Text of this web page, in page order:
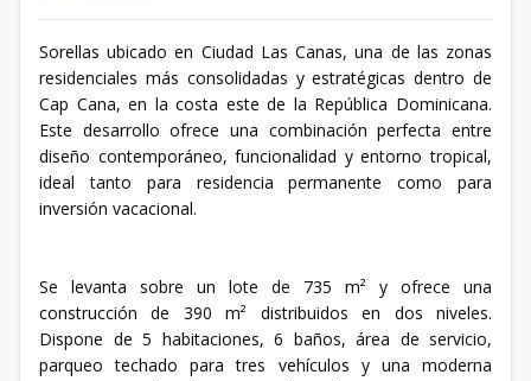
Sorellas ubicado en Ciudad Las Canas, una de las zonas
residenciales más consolidadas y estratégicas dentro de
Cap Cana, en la costa este de la República Dominicana.
Este desarrollo ofrece una combinación perfecta entre
diseño contemporáneo, funcionalidad y entorno tropical,
ideal tanto para residencia permanente como para
inversión vacacional.
Se levanta sobre un lote de 735 m² y ofrece una
construcción de 390 m² distribuidos en dos niveles.
Dispone de 5 habitaciones, 6 baños, área de servicio,
parqueo techado para tres vehículos y una moderna